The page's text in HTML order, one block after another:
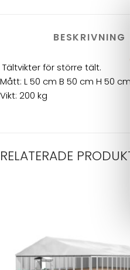
BESKRIVNING
Tältvikter för större tält.
Mått: L 50 cm B 50 cm H 50 cm
Vikt: 200 kg
RELATERADE